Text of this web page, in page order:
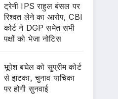
ट्रेनी IPS राहुल बंसल पर
रिश्वत लेने का आरोप, CBI
कोर्ट ने DGP समेत सभी
पक्षों को भेजा नोटिस
भूपेश बघेल को सुप्रीम कोर्ट
से झटका, चुनाव याचिका
पर होगी सुनवाई